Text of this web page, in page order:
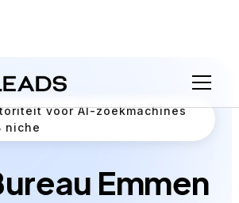
voor AI-zoekmachines
niche
Emmen